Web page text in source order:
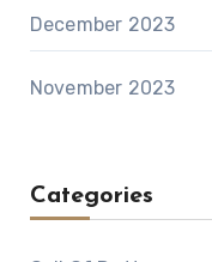
December 2023
November 2023
Categories